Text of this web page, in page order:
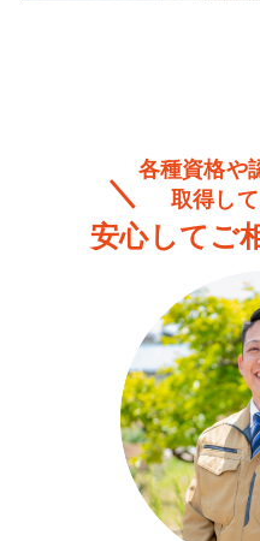
各種資格や
取得して
安心してご